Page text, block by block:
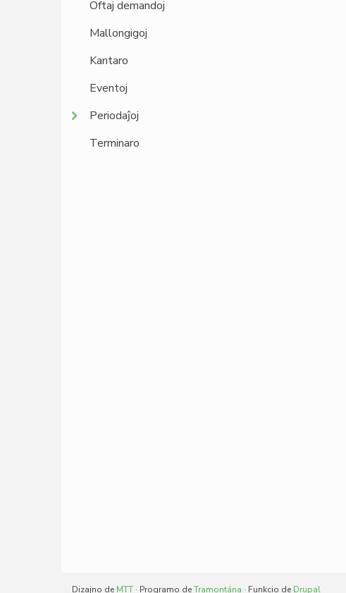
Oftaj demandoj
Mallongigoj
Kantaro
Eventoj
Periodaĵoj
Terminaro
Dizajno de MTT · Programo deTramontána · Funkcio de Drupal